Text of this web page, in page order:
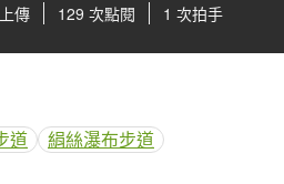
傳 129 次點閱 1 次拍手
道
絹絲瀑布步道